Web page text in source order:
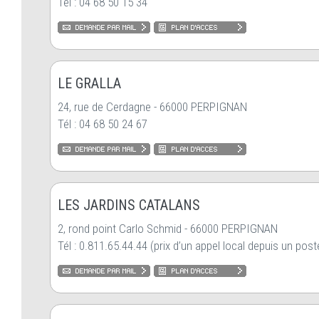
LE GRALLA
24, rue de Cerdagne - 66000 PERPIGNAN
Tél : 04 68 50 24 67
LES JARDINS CATALANS
2, rond point Carlo Schmid - 66000 PERPIGNAN
Tél : 0.811.65.44.44 (prix d’un appel local depuis un